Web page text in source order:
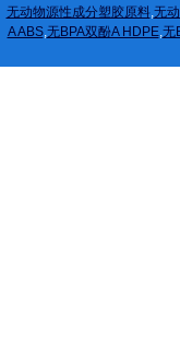
无动物源性成分塑胶原料,无
A ABS,无BPA双酚A HDPE,无